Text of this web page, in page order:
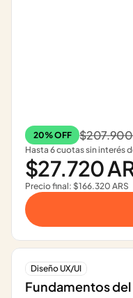
20% OFF $207.900
Hasta 6 cuotas sin interés
$27.720
Precio final: $166.320 ARS
Diseño UX/UI
Fundamentos